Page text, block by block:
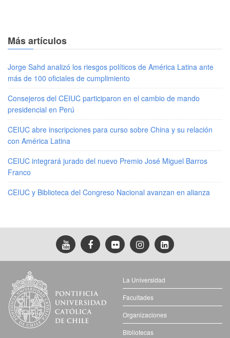
Más artículos
Jorge Sahd analizó los riesgos políticos de América Latina ante
más de 100 oficiales de cumplimiento
Consejeros del CEIUC participaron en el cambio de mando
presidencial en Perú
CEIUC abre inscripciones para curso sobre China y su relación
con América Latina
CEIUC integrará jurado del nuevo Premio José Miguel Barros
Franco
CEIUC y Biblioteca del Congreso Nacional avanzan en alianza
La Universidad
Facultades
Organizaciones
Bibliotecas